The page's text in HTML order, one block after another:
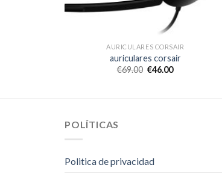
AURICULARES CORSAIR
auriculares corsair
€69.00 €46.00
POLÍTICAS
Politica de privacidad